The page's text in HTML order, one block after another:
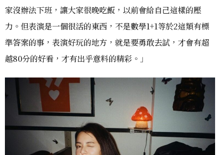
家沒辦法下班，讓大家很晚吃飯，以前會給自己這樣的壓
力。但表演是一個很活的東西，不是數學1+1等於2這類有標
準答案的事，表演好玩的地方，就是要勇敢去試，才會有超
越80分的好看，才有出乎意料的精彩。」